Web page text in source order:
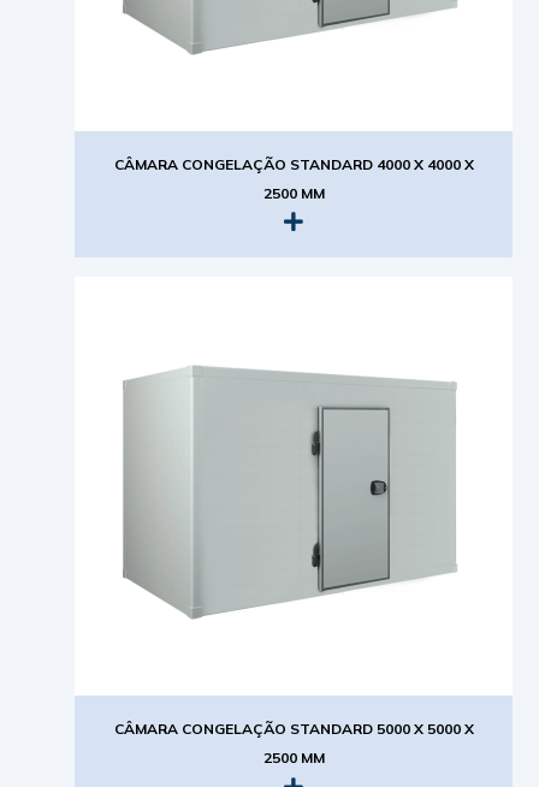
CÂMARA CONGELAÇÃO STANDARD 4000 X 4000 X
2500 MM
CÂMARA CONGELAÇÃO STANDARD 5000 X 5000 X
2500 MM